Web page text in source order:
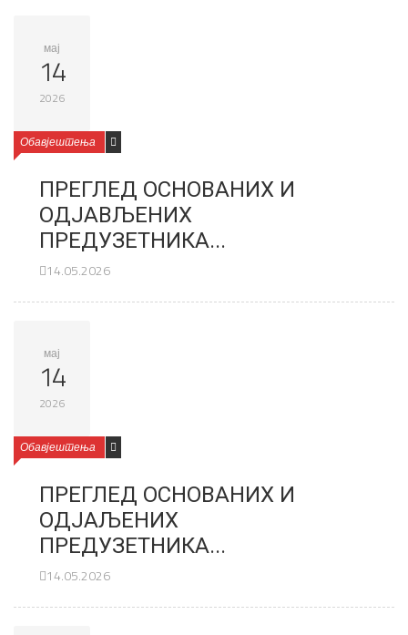
мај
14
2026
Обавјештења
ПРЕГЛЕД ОСНОВАНИХ И
ОДЈАВЉЕНИХ
ПРЕДУЗЕТНИКА...
14.05.2026
мај
14
2026
Обавјештења
ПРЕГЛЕД ОСНОВАНИХ И
ОДЈАЉЕНИХ
ПРЕДУЗЕТНИКА...
14.05.2026